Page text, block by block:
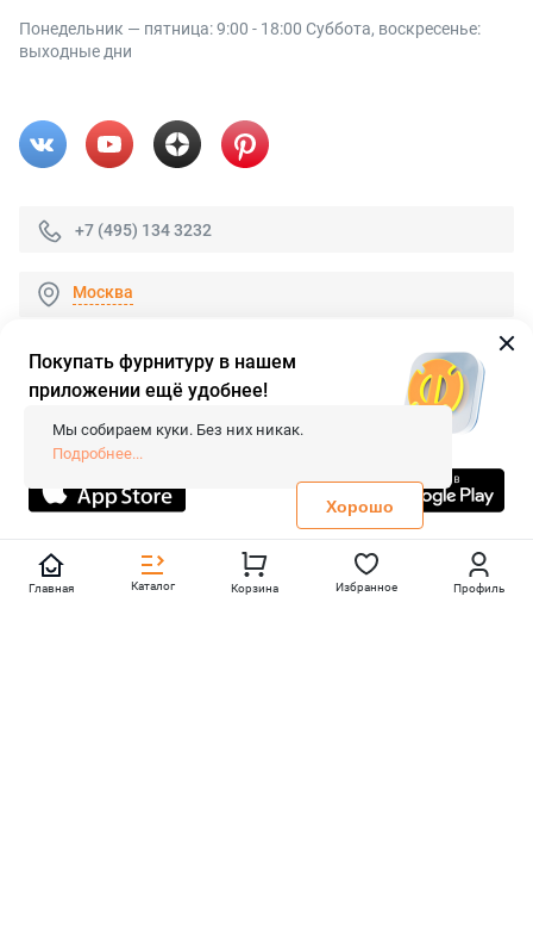
Понедельник — пятница: 9:00 - 18:00 Суббота, воскресенье:
выходные дни
+7 (495) 134 3232
Москва
© 2026 «FieraShop.ru»
Сопровождение сайта
- Вебформат.
Все права защищены.
Не является публичной офертой
Политика конфиденциальности
Главная Каталог Корзина Избранное Профиль
Покупать фурнитуру в нашем
приложении ещё удобнее!
Мы собираем куки. Без них никак.
Подробнее...
Хорошо